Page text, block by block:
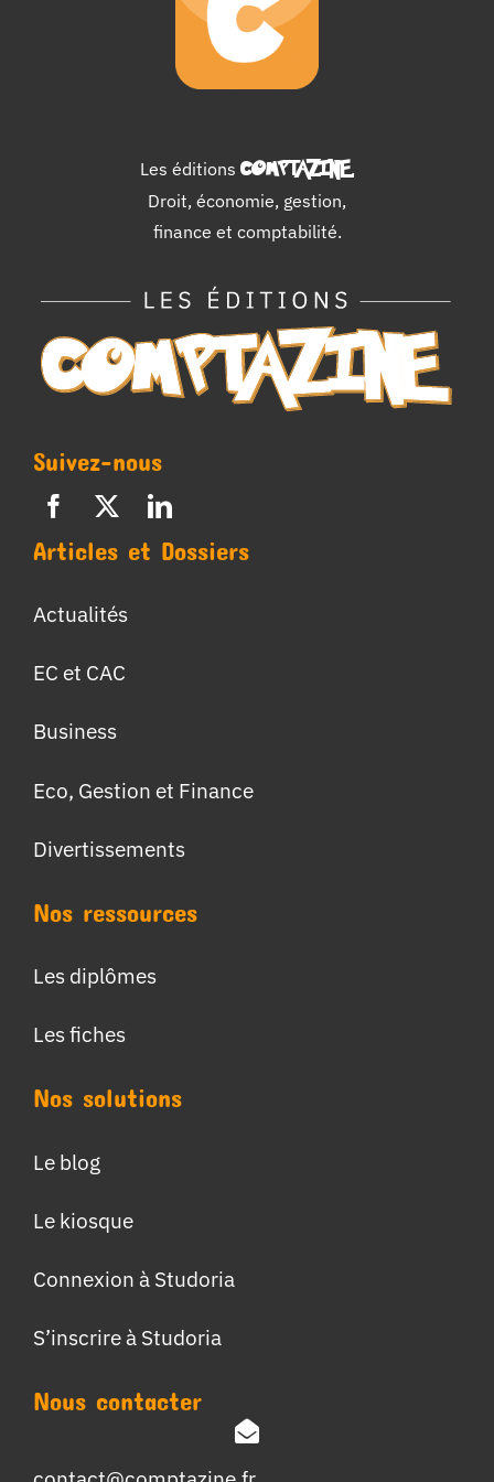
Les éditions COMPTAZINE.
Droit, économie, gestion,
finance et comptabilité.
Suivez-nous
Articles et Dossiers
Actualités
EC et CAC
Business
Eco, Gestion et Finance
Divertissements
Nos ressources
Les diplômes
Les fiches
Nos solutions
Le blog
Le kiosque
Connexion à Studoria
S’inscrire à Studoria
Nous contacter